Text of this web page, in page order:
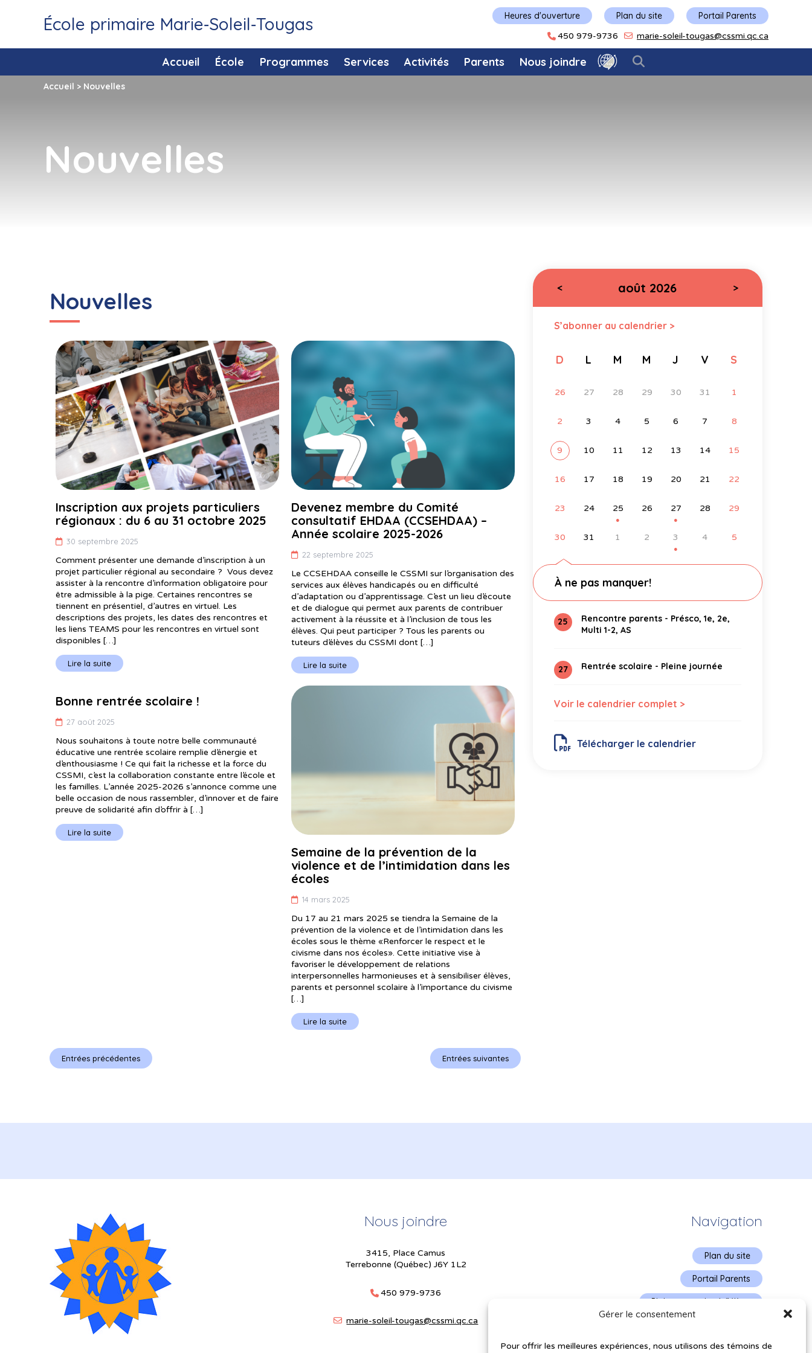
Gérer le consentement
Pour offrir les meilleures expériences, nous utilisons des témoins de
École primaire Marie‑Soleil‑Tougas Plan du site Portail Parents
Heures d'ouverture
450 979-9736 marie-soleil-tougas@cssmi.qc.ca
Accueil École Programmes Services Activités Parents Nous joindre
Accueil > Nouvelles
Nouvelles
Nouvelles
Inscription aux projets particuliers
régionaux : du 6 au 31 octobre 2025
30 septembre 2025
Comment présenter une demande d’inscription à un
projet particulier régional au secondaire ? Vous devez
assister à la rencontre d’information obligatoire pour
être admissible à la pige. Certaines rencontres se
tiennent en présentiel, d’autres en virtuel. Les
descriptions des projets, les dates des rencontres et
les liens TEAMS pour les rencontres en virtuel sont
disponibles […]
Lire la suite
Devenez membre du Comité
consultatif EHDAA (CCSEHDAA) –
Année scolaire 2025-2026
22 septembre 2025
Le CCSEHDAA conseille le CSSMI sur l’organisation des
services aux élèves handicapés ou en difficulté
d’adaptation ou d’apprentissage. C’est un lieu d’écoute
et de dialogue qui permet aux parents de contribuer
activement à la réussite et à l’inclusion de tous les
élèves. Qui peut participer ? Tous les parents ou
tuteurs d’élèves du CSSMI dont […]
Lire la suite
Bonne rentrée scolaire !
27 août 2025
Nous souhaitons à toute notre belle communauté
éducative une rentrée scolaire remplie d’énergie et
d’enthousiasme ! Ce qui fait la richesse et la force du
CSSMI, c’est la collaboration constante entre l’école et
les familles. L’année 2025-2026 s’annonce comme une
belle occasion de nous rassembler, d’innover et de faire
preuve de solidarité afin d’offrir à […]
Lire la suite
Semaine de la prévention de la
violence et de l’intimidation dans les
écoles
14 mars 2025
Du 17 au 21 mars 2025 se tiendra la Semaine de la
prévention de la violence et de l’intimidation dans les
écoles sous le thème «Renforcer le respect et le
civisme dans nos écoles». Cette initiative vise à
favoriser le développement de relations
interpersonnelles harmonieuses et à sensibiliser élèves,
parents et personnel scolaire à l’importance du civisme
[…]
Lire la suite
Entrées précédentes Entrées suivantes
< août 2026 >
S’abonner au calendrier >
D L M M J V S
26 27 28 29 30 31 1
2 3 4 5 6 7 8
9 10 11 12 13 14 15
16 17 18 19 20 21 22
23 24 25
●
26 27
●
28 29
30 31 1 2 3
●
4 5
À ne pas manquer!
25
Rencontre parents - Présco, 1e, 2e,
Multi 1-2, AS
27 Rentrée scolaire - Pleine journée
Voir le calendrier complet >
Télécharger le calendrier
Nous joindre
3415, Place Camus
Terrebonne (Québec) J6Y 1L2
450 979-9736
marie-soleil-tougas@cssmi.qc.ca
Navigation
Plan du site
Portail Parents
Plainte – service à l’élève